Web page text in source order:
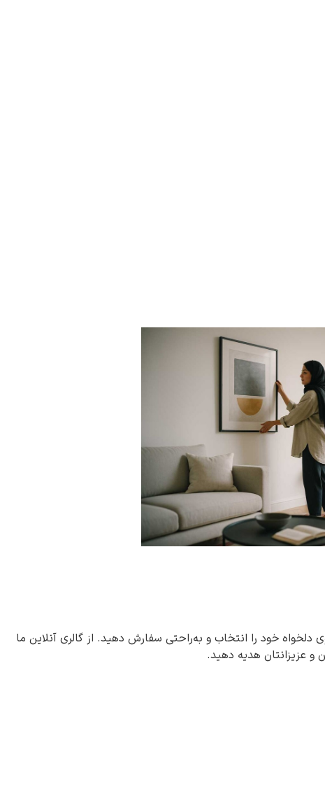
دلخواه خود را انتخاب و به‌راحتی سفارش دهید. از گالری آنلاین ما
و عزیزانتان هدیه دهید.